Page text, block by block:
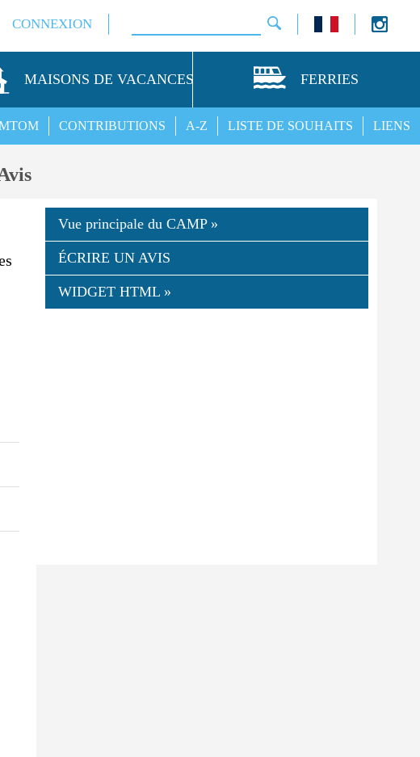
CONNEXION
MAISONS DE VACANCES FERRIES
LIENS
LISTE DE SOUHAITS
A-Z
CONTRIBUTIONS
Vue principale du CAMP »
ÉCRIRE UN AVIS
WIDGET HTML »